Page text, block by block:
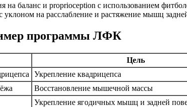
на баланс и proprioception с использованием
уклоном на расслабление и растяжение мышц
программы ЛФК
Цель
Укрепление квадрицепса
Восстановление мышечной массы
Укрепление ягодичных мышц и задней